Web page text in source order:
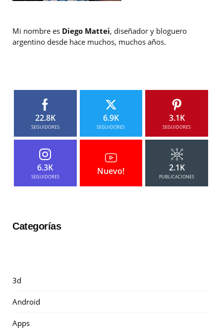
Mi nombre es Diego Mattei, diseñador y bloguero
argentino desde hace muchos, muchos años.
22.8K
SEGUIDORES
6.9K
SEGUIDORES
3.1K
SEGUIDORES
6.3K
SEGUIDORES
Nuevo! 2.1K
PUBLICACIONES
Categorías
3d
Android
Apps